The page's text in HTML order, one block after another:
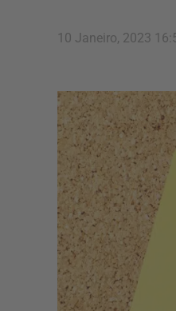
10 Janeiro, 2023